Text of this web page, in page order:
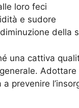
loro feci
e sudore
della
una cattiva
a prevenire